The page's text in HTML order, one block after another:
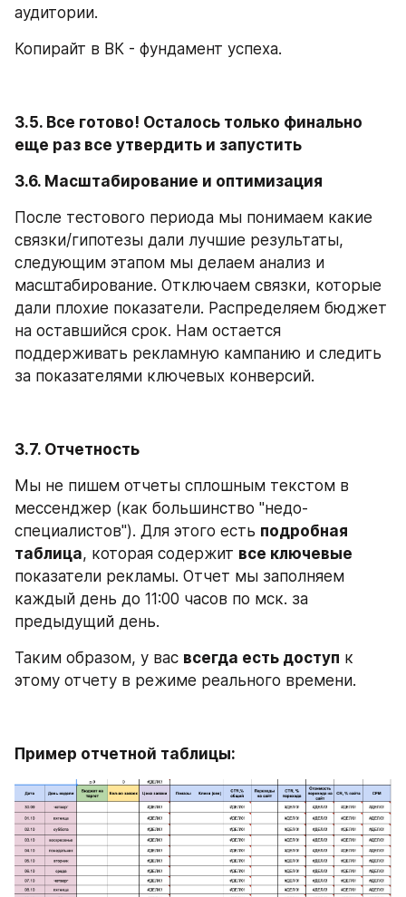
аудитории.
Копирайт в ВК - фундамент успеха.
3.5. Все готово! Осталось только финально
еще раз все утвердить и запустить
3.6. Масштабирование и оптимизация
После тестового периода мы понимаем какие
связки/гипотезы дали лучшие результаты,
следующим этапом мы делаем анализ и
масштабирование. Отключаем связки, которые
дали плохие показатели. Распределяем бюджет
на оставшийся срок. Нам остается
поддерживать рекламную кампанию и следить
за показателями ключевых конверсий.
3.7. Отчетность
Мы не пишем отчеты сплошным текстом в
мессенджер (как большинство "недо-
специалистов"). Для этого есть подробная
таблица, которая содержит все ключевые
показатели рекламы. Отчет мы заполняем
каждый день до 11:00 часов по мск. за
предыдущий день.
Таким образом, у вас всегда есть доступ к
этому отчету в режиме реального времени.
Пример отчетной таблицы: